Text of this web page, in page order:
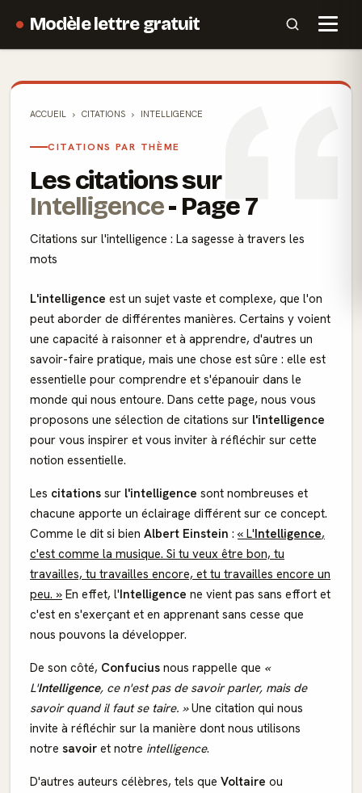
Modèle lettre gratuit
ACCUEIL CITATIONS INTELLIGENCE
CITATIONS PAR THÈME
Les citations sur
Intelligence- Page 7
Citations sur l'intelligence : La sagesse à travers les
mots
L'intelligence est un sujet vaste et complexe, que l'on
peut aborder de différentes manières. Certains y voient
une capacité à raisonner et à apprendre, d'autres un
savoir-faire pratique, mais une chose est sûre : elle est
essentielle pour comprendre et s'épanouir dans le
monde qui nous entoure. Dans cette page, nous vous
proposons une sélection de citations sur l'intelligence
pour vous inspirer et vous inviter à réfléchir sur cette
notion essentielle.
Les citations sur l'intelligence sont nombreuses et
chacune apporte un éclairage différent sur ce concept.
Comme le dit si bien Albert Einstein : « L'Intelligence,
c'est comme la musique. Si tu veux être bon, tu
travailles, tu travailles encore, et tu travailles encore un
peu. » En effet, l'Intelligence ne vient pas sans effort et
c'est en s'exerçant et en apprenant sans cesse que
nous pouvons la développer.
De son côté, Confucius nous rappelle que «
L'Intelligence, ce n'est pas de savoir parler, mais de
savoir quand il faut se taire. »Une citation qui nous
invite à réfléchir sur la manière dont nous utilisons
notre savoir et notre intelligence.
D'autres auteurs célèbres, tels que Voltaire ou